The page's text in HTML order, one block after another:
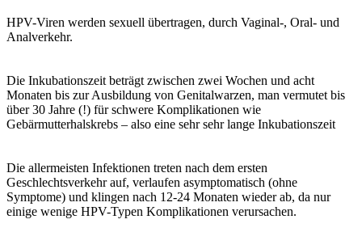
HPV-Viren werden sexuell übertragen, durch Vaginal-, Oral- und
Analverkehr.
Die Inkubationszeit beträgt zwischen zwei Wochen und acht
Monaten bis zur Ausbildung von Genitalwarzen, man vermutet bis
über 30 Jahre (!) für schwere Komplikationen wie
Gebärmutterhalskrebs – also eine sehr sehr lange Inkubationszeit
Die allermeisten Infektionen treten nach dem ersten
Geschlechtsverkehr auf, verlaufen asymptomatisch (ohne
Symptome) und klingen nach 12-24 Monaten wieder ab, da nur
einige wenige HPV-Typen Komplikationen verursachen.